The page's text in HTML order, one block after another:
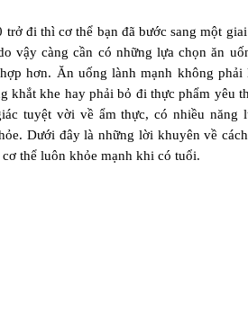
trở đi thì cơ thể bạn đã bước sang một
vậy càng cần có những lựa chọn ăn
hơn. Ăn uống lành mạnh không phải
khắt khe hay phải bỏ đi thực phẩm yêu
tuyệt vời về ẩm thực, có nhiều năng
Dưới đây là những lời khuyên về
thể luôn khỏe mạnh khi có tuổi.